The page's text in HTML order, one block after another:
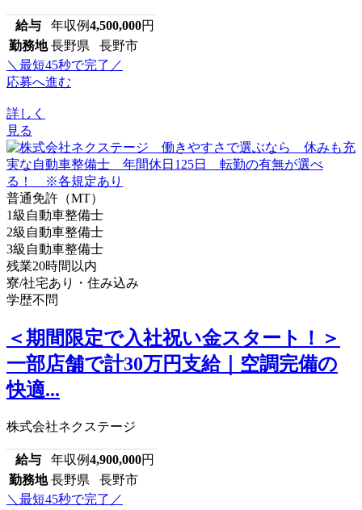
給与 年収例4,500,000円
勤務地 長野県 長野市
＼最短45秒で完了／
応募へ進む
詳しく
見る
普通免許（MT）
1級自動車整備士
2級自動車整備士
3級自動車整備士
残業20時間以内
寮/社宅あり・住み込み
学歴不問
＜期間限定で入社祝い金スタート！＞
一部店舗で計30万円支給｜空調完備の
快適...
株式会社ネクステージ
給与 年収例4,900,000円
勤務地 長野県 長野市
＼最短45秒で完了／